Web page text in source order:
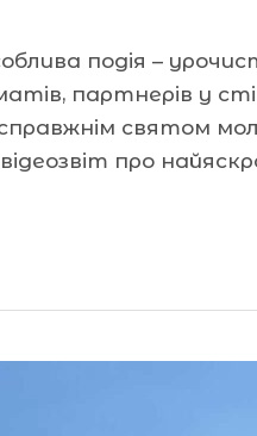
подія –
партнерів у
справжнім святом
про